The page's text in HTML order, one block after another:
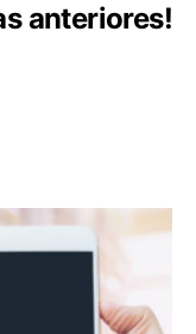
anteriores!